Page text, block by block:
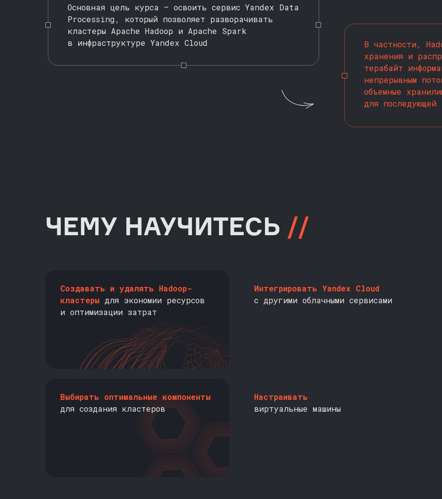
Основная цель курса — освоить сервис Yandex Data
Processing, который позволяет разворачивать
кластеры Apache Hadoop и Apache Spark
в инфраструктуре Yandex Cloud
В частности,
хранения и
терабайт
непрерывным
объемные
для последующей
ЧЕМУ НАУЧИТЕСЬ //
Создавать и удалять Hadoop-
кластеры для экономии ресурсов
и оптимизации затрат
Интегрировать Yandex Cloud
с другими облачными сервисами
Выбирать оптимальные компоненты
для создания кластеров
Настраивать
виртуальные машины